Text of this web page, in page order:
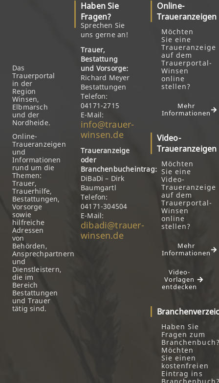
Das
Trauerportal
in der
Region
Winsen,
Elbmarsch
und der
Nordheide.
Online-
Traueranzeigen
und
Informationen
rund um die
Themen:
Trauer,
Trauerhilfe,
Bestattungen,
Vorsorge
sowie
hilfreiche
Adressen
von
Behörden,
Ansprechpartnern
und
Dienstleistern,
die im
Bereich
Bestattungen
und Trauer
tätig sind.
Haben Sie
Fragen?
Sprechen Sie
uns gerne an!
Trauer,
Bestattung
und Vorsorge:
Richard Meyer
Bestattungen
Telefon:
04171-2715
E-Mail:
info@trauer-
winsen.de
Traueranzeige
oder
Branchenbucheintrag:
DiBaDi – Dirk
Baumgartl
Telefon:
04171-304504
E-Mail:
dibadi@trauer-
winsen.de
Online-
Traueranzeigen
Möchten
Sie eine
Traueranzeige
auf dem
Trauerportal-
Winsen
online
stellen?
Mehr
Informationen
Video-
Traueranzeigen
Möchten
Sie eine
Video-
Traueranzeige
auf dem
Trauerportal-
Winsen
online
stellen?
Mehr
Informationen
Video-
Vorlagen
entdecken
Haben Sie
Fragen zum
Möchten
Sie einen
kostenfreien
Eintrag ins